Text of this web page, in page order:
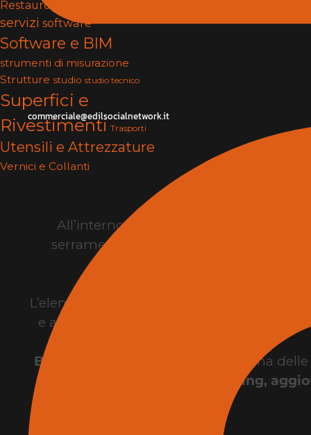
commerciale@edilsocialnetwork.it
Restauro
servizi software
Software e BIM
strumenti di misurazione
Strutture studio studio tecnico
Superfici e
Rivestimenti Trasporti
Utensili e Attrezzature
Vernici e Collanti
All’interno della manifestazione sono
serramenti, infissi, pavimenti,
L’elenco espositori della fiera edilizia
e architettura, con soluzioni dedicate a
B-CAD Expo Roma rappresenta una
di networking,